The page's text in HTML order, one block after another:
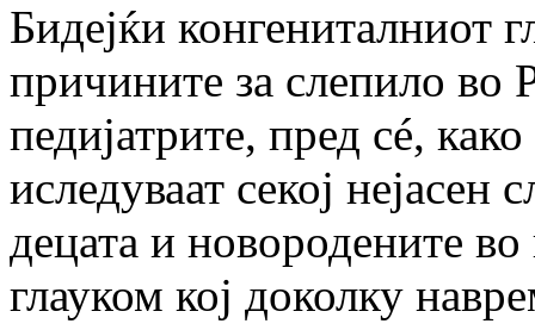
Бидејќи конгениталниот
причините за слепило во
педијатрите, пред сé,
иследуваат секој нејасен
децата и новородените
глауком кој доколку